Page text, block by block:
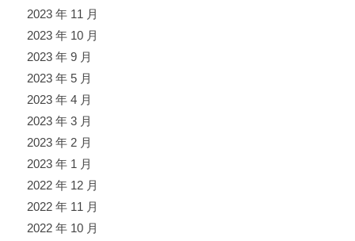
2023 年 11 月
2023 年 10 月
2023 年 9 月
2023 年 5 月
2023 年 4 月
2023 年 3 月
2023 年 2 月
2023 年 1 月
2022 年 12 月
2022 年 11 月
2022 年 10 月